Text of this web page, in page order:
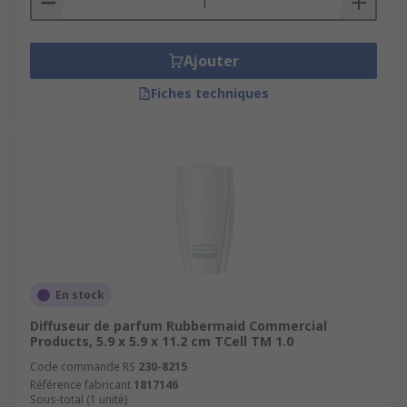
quantité de parfum pulvérisé dans l'air afin de
neutraliser les mauvaises odeurs et rafraîchir
l'environnement. A la maison, vous pouvez
utiliser un désodorisant enfichable ou un
distributeur de désodorisant autonome facile à
Bougies parfumées.
Perles.
Roseaux diffuseurs.
Ajouter
Fiches techniques
En stock
Diffuseur de parfum Rubbermaid Commercial
Products, 5.9 x 5.9 x 11.2 cm TCell TM 1.0
Code commande RS 230-8215
Référence fabricant 1817146
Sous-total (1 unité)